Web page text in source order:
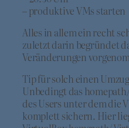
– produktive VMs starten
Alles in allem ein recht
zuletzt darin begründet
Veränderungen
Tip für solch einen
Unbedingt das
des Users unter dem die
komplett sichern. Hier